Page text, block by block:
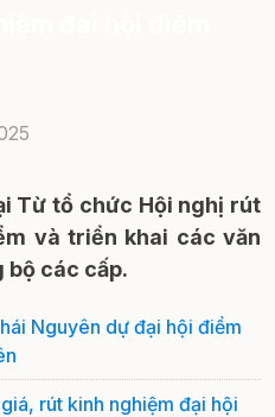
Từ tổ chức Hội nghị rút
và triển khai các văn
bộ các cấp.
Nguyên dự đại hội điểm
rút kinh nghiệm đại hội